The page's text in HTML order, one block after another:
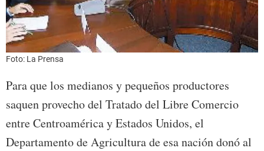
Foto: La Prensa
Para que los medianos y pequeños productores
saquen provecho del Tratado del Libre Comercio
entre Centroamérica y Estados Unidos, el
Departamento de Agricultura de esa nación donó al